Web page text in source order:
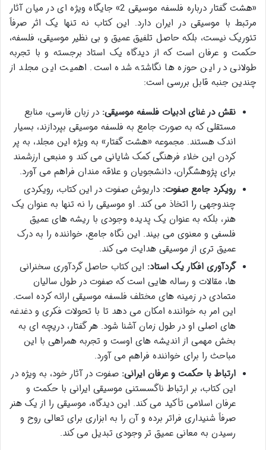
«هشت گفتار درباره فلسفه موسیقی 2» جایگاه ویژه ای در میان آثار
مرتبط با موسیقی در ایران دارد. این کتاب نه تنها یک اثر صرفاً
تئوریک نیست، بلکه حاصل تلفیق عمیق و بی نظیر موسیقی، فلسفه،
حکمت و عرفان است که از دیدگاه یک استاد برجسته و با تجربه
طولانی در این حوزه ها نگاشته شده است. اهمیت این مجلد از
چندین جنبه قابل بررسی است:
نقش در غنای ادبیات فلسفه موسیقی: در زبان فارسی، منابع
مستقلی که به صورت جامع به فلسفه موسیقی بپردازند، بسیار
اندک هستند. مجموعه «هشت گفتار» به ویژه این مجلد، به پر
کردن این خلاء فرهنگی کمک شایانی می کند و منبعی ارزشمند
برای پژوهشگران، دانشجویان و علاقه مندان فراهم می آورد.
رویکرد جامع صفوت: داریوش صفوت در این کتاب، رویکردی
چندوجهی را اتخاذ می کند. او موسیقی را نه تنها به عنوان یک
هنر، بلکه به عنوان یک پدیده وجودی با ریشه های عمیق
فلسفی و معنوی می بیند. این نگاه جامع، خواننده را به درک
عمیق تری از موسیقی هدایت می کند.
گردآوری افکار یک استاد: این کتاب حاصل گردآوری سخنرانی
ها، مقالات و رساله هایی است که صفوت در طول سالیان
متمادی در زمینه های مختلف فلسفه موسیقی ارائه کرده است.
این امر به خواننده امکان می دهد تا با تحولات فکری و دغدغه
های اصلی او در طول زمان آشنا شود. هر گفتار، دریچه ای به
بخش مهمی از اندیشه های اوست و تجربه همراهی با این
مباحث را برای خواننده فراهم می آورد.
ارتباط با حکمت و عرفان ایرانی: صفوت در آثار خود، به ویژه در
این کتاب، بر ارتباط ناگسستنی موسیقی ایرانی با حکمت و
عرفان اسلامی تأکید می کند. این دیدگاه، موسیقی را از یک هنر
صرفاً شنیداری فراتر برده و آن را به ابزاری برای تعالی روح و
رسیدن به معانی عمیق تر وجودی تبدیل می کند.